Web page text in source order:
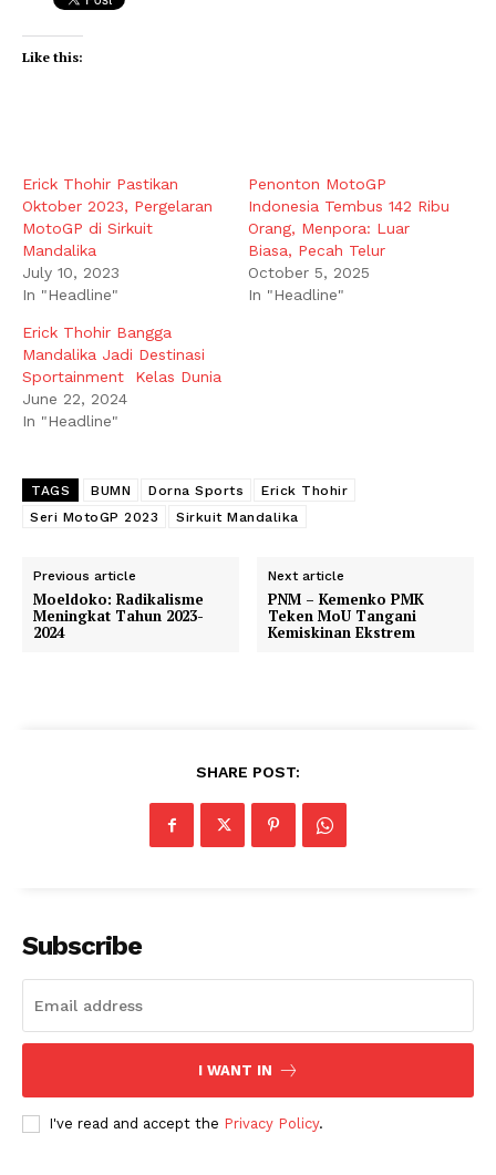
Like this:
Erick Thohir Pastikan
Oktober 2023, Pergelaran
MotoGP di Sirkuit
Mandalika
July 10, 2023
In "Headline"
Penonton MotoGP
Indonesia Tembus 142 Ribu
Orang, Menpora: Luar
Biasa, Pecah Telur
October 5, 2025
In "Headline"
Erick Thohir Bangga
Mandalika Jadi Destinasi
Sportainment Kelas Dunia
June 22, 2024
In "Headline"
TAGS BUMN Dorna Sports
Erick Thohir
Seri MotoGP 2023
Sirkuit Mandalika
Previous article
Moeldoko: Radikalisme
Meningkat Tahun 2023-
2024
Next article
PNM – Kemenko PMK
Teken MoU Tangani
Kemiskinan Ekstrem
SHARE POST:
Subscribe
I WANT IN
I've read and accept the Privacy Policy.